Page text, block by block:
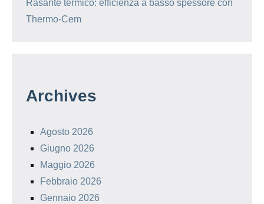
Rasante termico: efficienza a basso spessore con
Thermo-Cem
Archives
Agosto 2026
Giugno 2026
Maggio 2026
Febbraio 2026
Gennaio 2026